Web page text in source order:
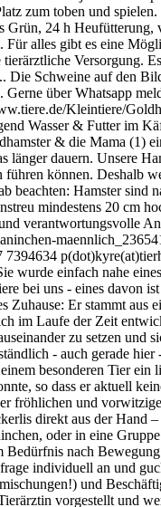
zum toben und
24 h
alles gibt es eine
Versorgung.
Schweine auf den
über Whatsapp
Kleintiere/
Wasser & Futter im
& die Mama (1)
dauern. Unsere
können. Deshalb
beachten: Hamster
mindestens 20 cm
verantwortungsvolle
wurde einfach nahe
bei uns - eines davon
Er stammt
im Laufe der Zeit
zu setzen
- auch gerade
besonderen Tier
so dass er aktuell
fröhlichen und
direkt aus der Hand
oder in eine
nach
individuell an und
und
vorgestellt und